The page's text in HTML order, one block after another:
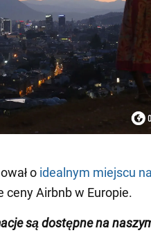
o idealnym miejscu
ceny Airbnb w Europie.
są dostępne na